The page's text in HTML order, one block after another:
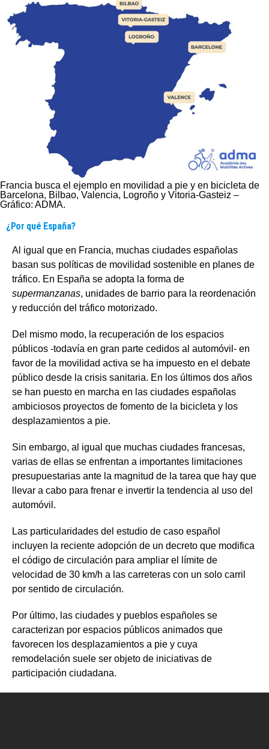
Francia busca el ejemplo en movilidad a pie y en bicicleta de
Barcelona, Bilbao, Valencia, Logroño y Vitoria-Gasteiz –
Gráfico: ADMA.
¿Por qué España?
Al igual que en Francia, muchas ciudades españolas
basan sus políticas de movilidad sostenible en planes de
tráfico. En España se adopta la forma de
supermanzanas, unidades de barrio para la reordenación
y reducción del tráfico motorizado.
Del mismo modo, la recuperación de los espacios
públicos -todavía en gran parte cedidos al automóvil- en
favor de la movilidad activa se ha impuesto en el debate
público desde la crisis sanitaria. En los últimos dos años
se han puesto en marcha en las ciudades españolas
ambiciosos proyectos de fomento de la bicicleta y los
desplazamientos a pie.
Sin embargo, al igual que muchas ciudades francesas,
varias de ellas se enfrentan a importantes limitaciones
presupuestarias ante la magnitud de la tarea que hay que
llevar a cabo para frenar e invertir la tendencia al uso del
automóvil.
Las particularidades del estudio de caso español
incluyen la reciente adopción de un decreto que modifica
el código de circulación para ampliar el límite de
velocidad de 30 km/h a las carreteras con un solo carril
por sentido de circulación.
Por último, las ciudades y pueblos españoles se
caracterizan por espacios públicos animados que
favorecen los desplazamientos a pie y cuya
remodelación suele ser objeto de iniciativas de
participación ciudadana.